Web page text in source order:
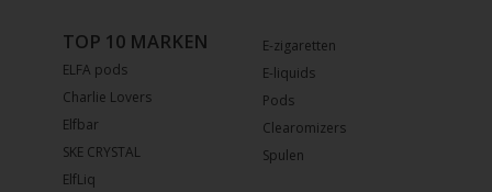
E-zigaretten
E-liquids
Pods
Clearomizers
Spulen
TOP 10 MARKEN
ELFA pods
Charlie Lovers
Elfbar
SKE CRYSTAL
ElfLiq